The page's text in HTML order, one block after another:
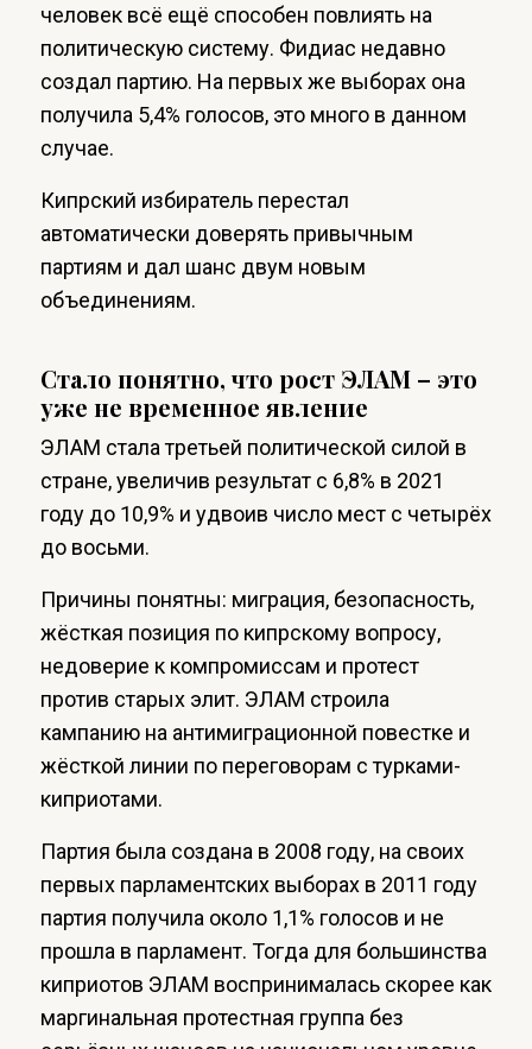
человек всё ещё способен повлиять на
политическую систему. Фидиас недавно
создал партию. На первых же выборах она
получила 5,4% голосов, это много в данном
случае.
Кипрский избиратель перестал
автоматически доверять привычным
партиям и дал шанс двум новым
объединениям.
Стало понятно, что рост ЭЛАМ – это
уже не временное явление
ЭЛАМ стала третьей политической силой в
стране, увеличив результат с 6,8% в 2021
году до 10,9% и удвоив число мест с четырёх
до восьми.
Причины понятны: миграция, безопасность,
жёсткая позиция по кипрскому вопросу,
недоверие к компромиссам и протест
против старых элит. ЭЛАМ строила
кампанию на антимиграционной повестке и
жёсткой линии по переговорам с турками-
киприотами.
Партия была создана в 2008 году, на своих
первых парламентских выборах в 2011 году
партия получила около 1,1% голосов и не
прошла в парламент. Тогда для большинства
киприотов ЭЛАМ воспринималась скорее как
маргинальная протестная группа без